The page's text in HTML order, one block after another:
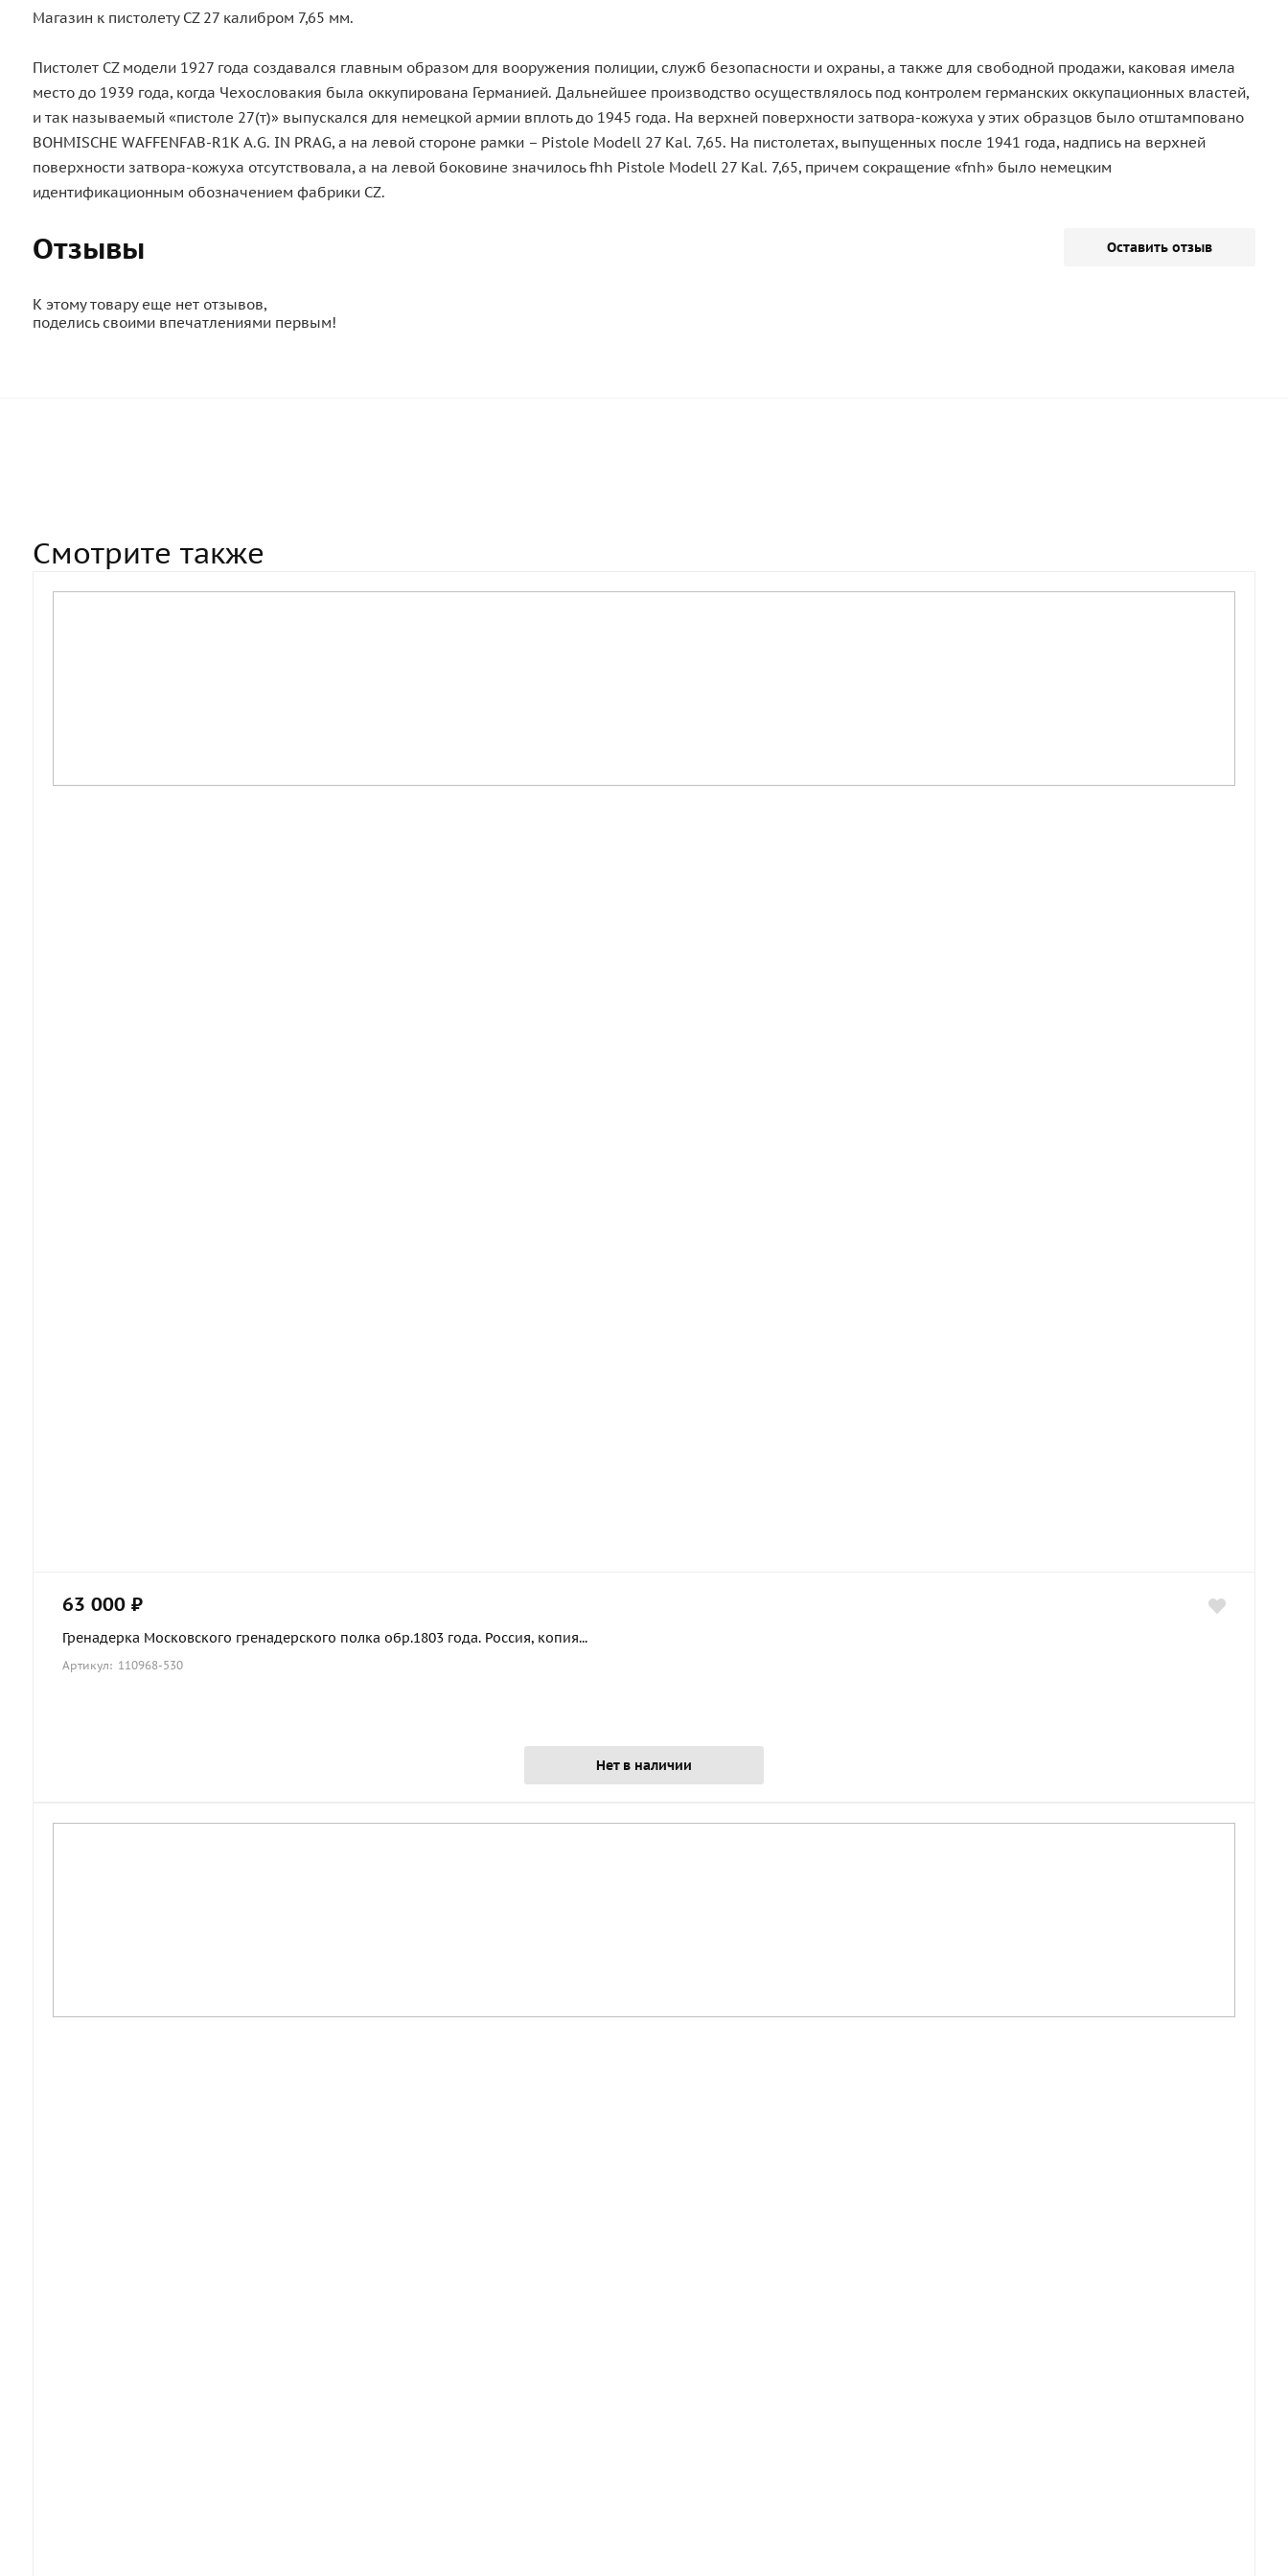
Магазин к пистолету CZ 27 калибром 7,65 мм.
Пистолет CZ модели 1927 года создавался главным образом для вооружения полиции, служб безопасности и охраны, а также для свободной продажи, каковая имела
место до 1939 года, когда Чехословакия была оккупирована Германией. Дальнейшее производство осуществлялось под контролем германских оккупационных властей,
и так называемый «пистоле 27(т)» выпускался для немецкой армии вплоть до 1945 года. На верхней поверхности затвора-кожуха у этих образцов было отштамповано
BOHMISCHE WAFFENFAB-R1K A.G. IN PRAG, а на левой стороне рамки – Pistole Modell 27 Kal. 7,65. На пистолетах, выпущенных после 1941 года, надпись на верхней
поверхности затвора-кожуха отсутствовала, а на левой боковине значилось fhh Pistole Modell 27 Kal. 7,65, причем сокращение «fnh» было немецким
идентификационным обозначением фабрики CZ.
Отзывы Оставить отзыв
К этому товару еще нет отзывов,
поделись своими впечатлениями первым!
Смотрите также
63 000 ₽
Гренадерка Московского гренадерского полка обр.1803 года. Россия, копия...
Артикул: 110968-530
Нет в наличии